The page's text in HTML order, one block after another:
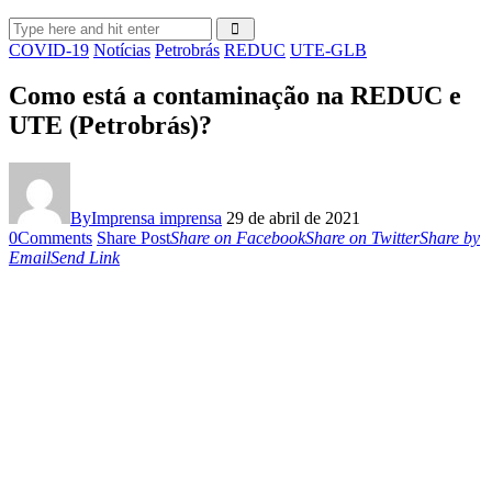
COVID-19 Notícias Petrobrás REDUC UTE-GLB
Como está a contaminação na REDUC e
UTE (Petrobrás)?
ByImprensa imprensa 29 de abril de 2021
0Comments Share PostShare on FacebookShare on TwitterShare by
EmailSend Link